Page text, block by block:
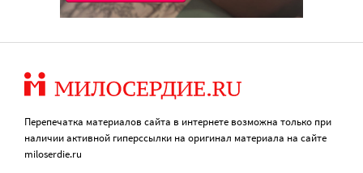
Перепечатка материалов сайта в интернете возможна только при
наличии активной гиперссылки на оригинал материала на сайте
miloserdie.ru